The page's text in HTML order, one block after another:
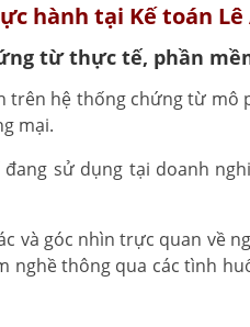
hành tại Kế toán Lê
từ thực tế, phần
trên hệ thống chứng từ
mại.
sử dụng tại doanh
và góc nhìn trực quan về
nghề thông qua các tình